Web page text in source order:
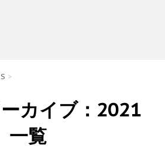
>
ーカイブ：2021
一覧